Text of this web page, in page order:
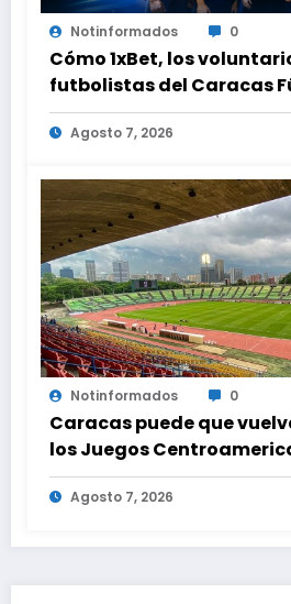
Notinformados 0
Cómo 1xBet, los
futbolistas del Caracas
juntaron fuerzas para
familias de Venezuela
Agosto 7, 2026
Notinformados 0
Caracas puede que
los Juegos
Caribe tras mas de 70
Agosto 7, 2026